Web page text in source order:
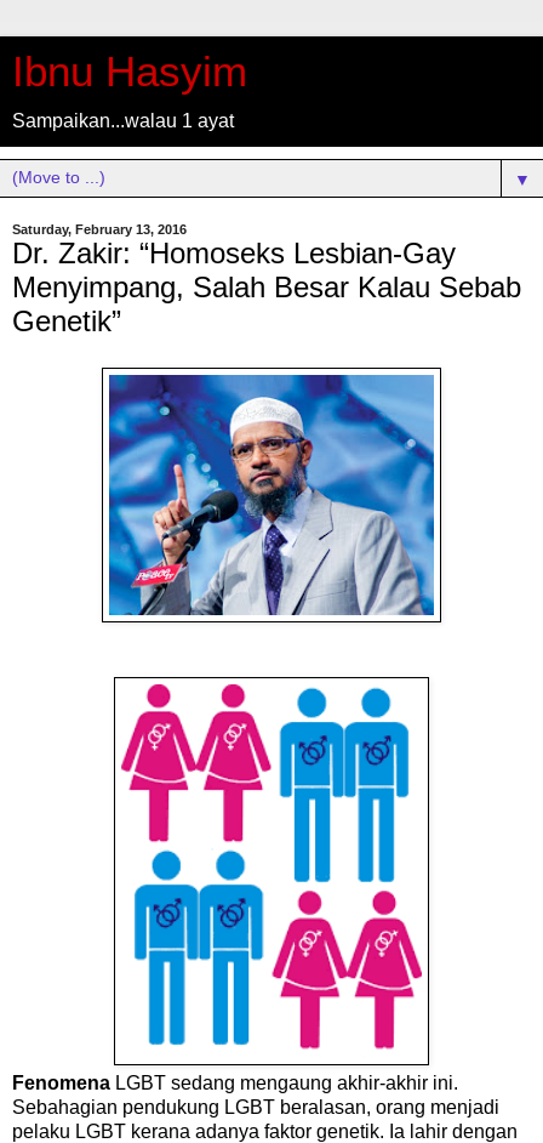
Ibnu Hasyim
Sampaikan...walau 1 ayat
▼
Saturday, February 13, 2016
Dr. Zakir: “Homoseks Lesbian-Gay
Menyimpang, Salah Besar Kalau Sebab
Genetik”
Fenomena LGBT sedang mengaung akhir-akhir ini.
Sebahagian pendukung LGBT beralasan, orang menjadi
pelaku LGBT kerana adanya faktor genetik. Ia lahir dengan